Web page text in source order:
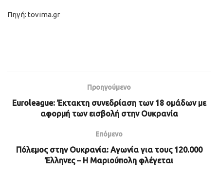
Πηγή: tovima.gr
Προηγούμενο
Euroleague: Έκτακτη συνεδρίαση των 18 ομάδων με
αφορμή των εισβολή στην Ουκρανία
Επόμενο
Πόλεμος στην Ουκρανία: Αγωνία για τους 120.000
Έλληνες – Η Μαριούπολη φλέγεται